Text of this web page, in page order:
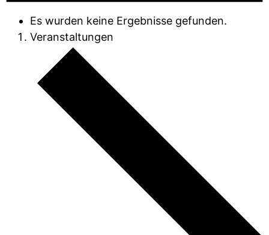
Es wurden keine Ergebnisse gefunden.
Veranstaltungen